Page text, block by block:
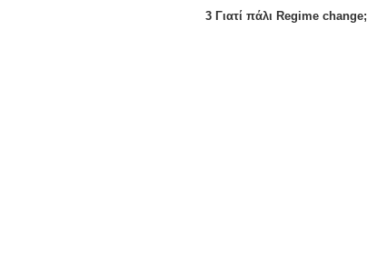
3 Γιατί πάλι Regime change;